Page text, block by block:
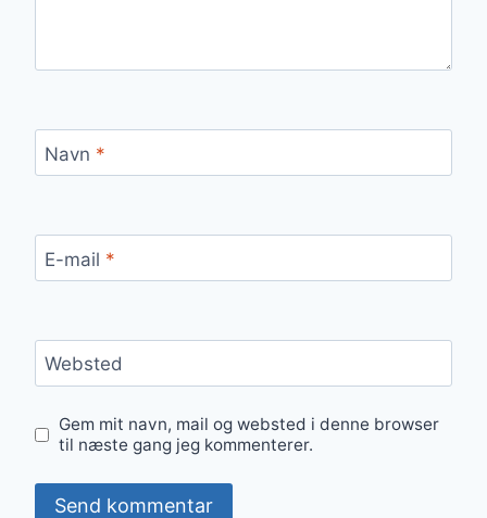
Navn *
E-mail *
Websted
Gem mit navn, mail og websted i denne browser
til næste gang jeg kommenterer.